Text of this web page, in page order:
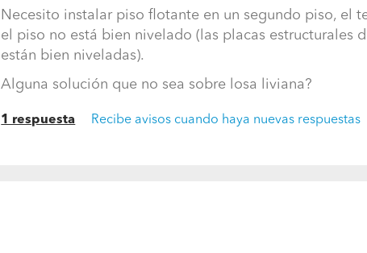
Necesito instalar piso flotante en un segundo piso, el
el piso no está bien nivelado (las placas estructurales
están bien niveladas).
Alguna solución que no sea sobre losa liviana?
1 respuesta Recibe avisos cuando haya nuevas respuestas